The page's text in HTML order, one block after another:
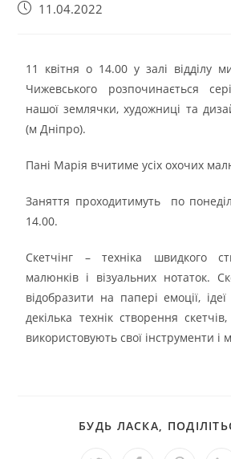
11.04.2022
11 квітня о 14.00 у залі відділу
Чижевського розпочинається
нашої землячки, художниці та
(м Дніпро).
Пані Марія вчитиме усіх охочих
Заняття проходитимуть по
14.00.
Скетчінг – техніка швидкого
малюнків і візуальних нотаток.
відобразити на папері емоції,
декілька технік створення
використовують свої інструменти і
БУДЬ ЛАСКА,